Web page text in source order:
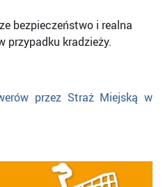
bezpieczeństwo i realna
przypadku kradzieży.
przez Straż Miejską w